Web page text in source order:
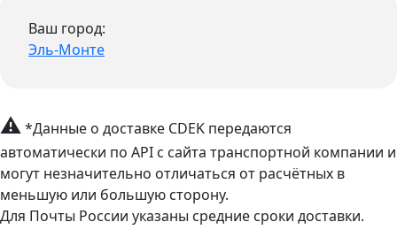
Ваш город:
Эль-Монте
⚠*Данные о доставке CDEK передаются
автоматически по API с сайта транспортной компании и
могут незначительно отличаться от расчётных в
меньшую или большую сторону.
Для Почты России указаны средние сроки доставки.